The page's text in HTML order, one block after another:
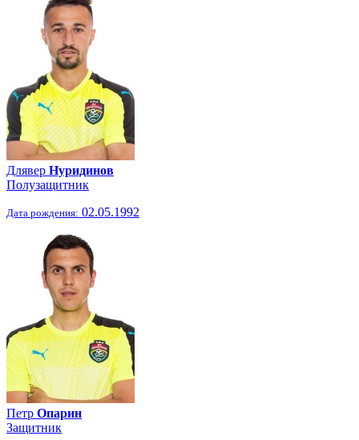
Длявер Нуридинов
Полузащитник
Дата рождения: 02.05.1992
Петр Опарин
Защитник